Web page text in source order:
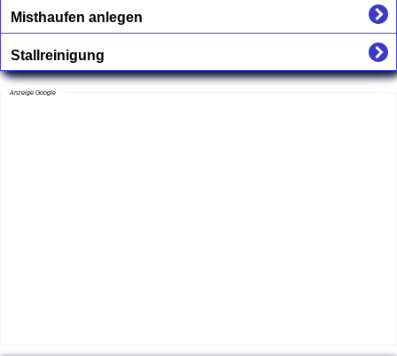
Misthaufen anlegen
Stallreinigung
Anzeige Google